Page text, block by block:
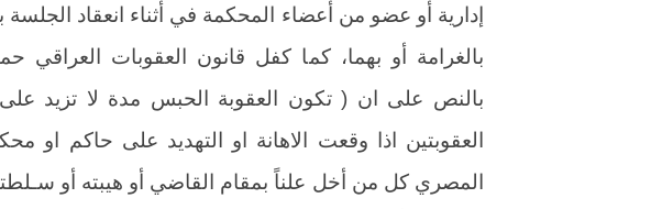
إدارية أو عضو من أعضاء المحكمة في أثناء انعقاد
بالغرامة أو بهما، كما كفل قانون العقوبات العراقي
بالنص على ان ( تكون العقوبة الحبس مدة لا تزيد
المصري كل من أخل علناً بمقام القاضي أو هيبته أو